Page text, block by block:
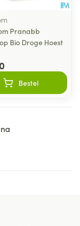
Pranabb
Bio Droge Hoest
Bestel
pagina